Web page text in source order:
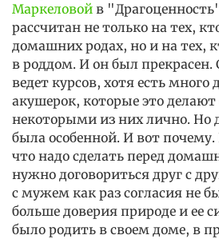
Маркеловой в
рассчитан не только на тех,
домашних родах, но и на тех,
в роддом. И он был прекрасен.
ведет курсов, хотя есть много
акушерок, которые это
некоторыми из них лично. Но
была особенной. И вот
что надо сделать перед
нужно договориться друг с
с мужем как раз согласия не
больше доверия природе и ее
было родить в своем доме, в